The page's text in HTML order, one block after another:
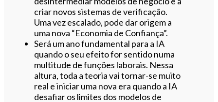
criar novos sistemas de verificação.
Uma vez escalado, pode dar origem a
uma nova “Economia de Confiança”.
Será um ano fundamental para a IA
quando o seu efeito for sentido numa
multitude de funções laborais. Nessa
altura, toda a teoria vai tornar-se muito
real e iniciar uma nova era quando a IA
desafiar os limites dos modelos de